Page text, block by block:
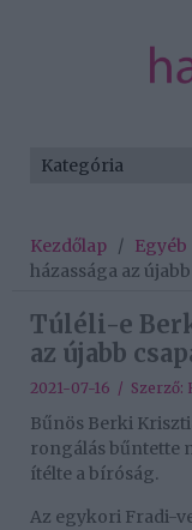
Kezdőlap / Egyéb
házassága az
Túléli-e
az újabb
2021-07-16 / Szerző:
Bűnös Berki
rongálás bűntette
ítélte a bíróság.
Az egykori Fradi-